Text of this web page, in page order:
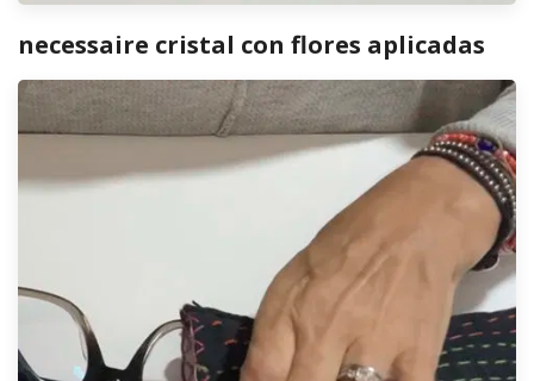
necessaire cristal con flores aplicadas